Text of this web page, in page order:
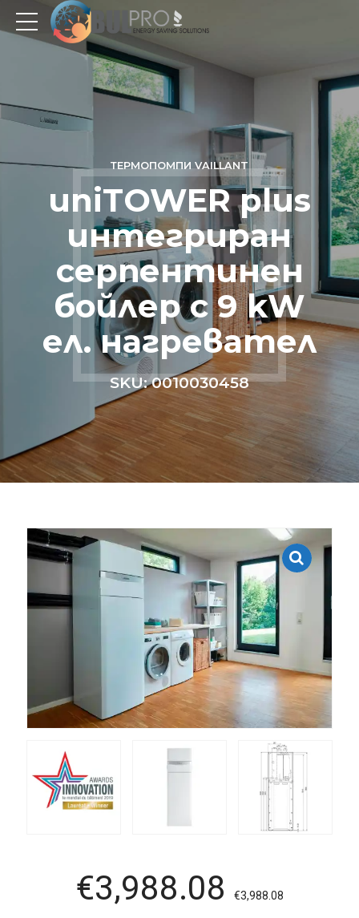
ТЕРМОПОМПИ VAILLANT
uniTOWER plus
интегриран
серпентинен
бойлер с 9 kW
ел. нагревател
SKU: 0010030458
€3,988.08 €3,988.08